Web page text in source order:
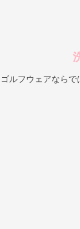
ゴルフウェアなら